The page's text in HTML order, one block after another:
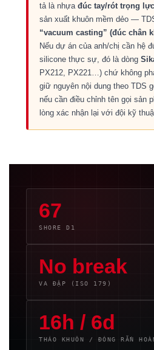
tả là nhựa đúc tay/rót trọng
sản xuất khuôn mềm dẻo —
“vacuum casting” (đúc chân
Nếu dự án của anh/chị cần hệ
silicone thực sự, đó là dòng
PX212, PX221…) chứ không
giữ nguyên nội dung theo TDS
nếu cần điều chỉnh tên gọi sản
lòng xác nhận lại với đội kỹ
67
SHORE D1
No break
VA ĐẬP (ISO 179)
16h / 6d
THÁO KHUÔN / ĐÓNG RẮN